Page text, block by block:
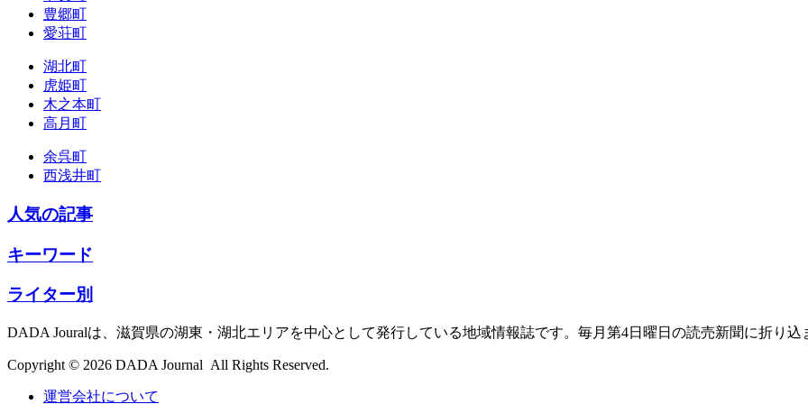
豊郷町
愛荘町
湖北町
虎姫町
木之本町
高月町
余呉町
西浅井町
人気の記事
キーワード
ライター別
DADA Jouralは、滋賀県の湖東・湖北エリアを中心として発行している地域情報誌です。毎月第4日曜日の読売新聞に折り込
Copyright © 2026 DADA Journal All Rights Reserved.
運営会社について